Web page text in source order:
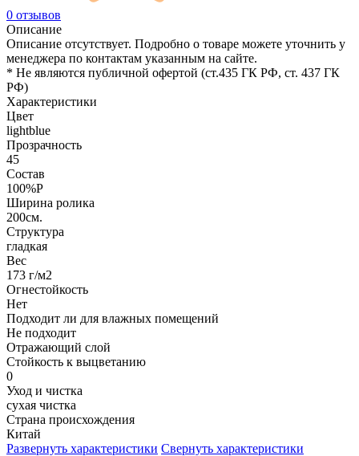
0 отзывов
Описание
Описание отсутствует. Подробно о товаре можете уточнить у
менеджера по контактам указанным на сайте.
* Не являются публичной офертой (ст.435 ГК РФ, cт. 437 ГК
РФ)
Характеристики
Цвет
lightblue
Прозрачность
45
Состав
100%P
Ширина ролика
200см.
Структура
гладкая
Вес
173 г/м2
Огнестойкость
Нет
Подходит ли для влажных помещений
Не подходит
Отражающий слой
Стойкость к выцветанию
0
Уход и чистка
сухая чистка
Страна происхождения
Китай
Развернуть характеристики Свернуть характеристики